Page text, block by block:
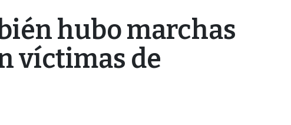
hubo marchas
víctimas de